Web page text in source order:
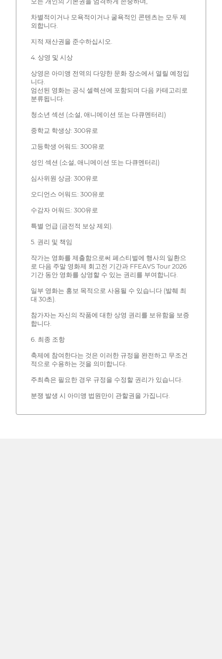
차별적이거나 모욕적이거나 굴욕적인 콘텐츠는 모두 제
외합니다.
지적 재산권을 준수하십시오.
4. 상영 및 시상
상영은 아미앵 전역의 다양한 문화 장소에서 열릴 예정입
니다.
엄선된 영화는 공식 셀렉션에 포함되며 다음 카테고리로
분류됩니다.
청소년 섹션 (소설, 애니메이션 또는 다큐멘터리)
중학교 학생상: 300유로
고등학생 어워드: 300유로
성인 섹션 (소설, 애니메이션 또는 다큐멘터리)
심사위원 상금: 300유로
오디언스 어워드: 300유로
수감자 어워드: 300유로
특별 언급 (금전적 보상 제외).
5. 권리 및 책임
작가는 영화를 제출함으로써 페스티벌에 행사의 일환으
로 다음 주말 영화제 회고전 기간과 FFEAVS Tour 2026
기간 동안 영화를 상영할 수 있는 권리를 부여합니다.
일부 영화는 홍보 목적으로 사용될 수 있습니다 (발췌 최
대 30초).
참가자는 자신의 작품에 대한 상영 권리를 보유함을 보증
합니다.
6. 최종 조항
축제에 참여한다는 것은 이러한 규정을 완전하고 무조건
적으로 수용하는 것을 의미합니다.
주최측은 필요한 경우 규정을 수정할 권리가 있습니다.
분쟁 발생 시 아미앵 법원만이 관할권을 가집니다.